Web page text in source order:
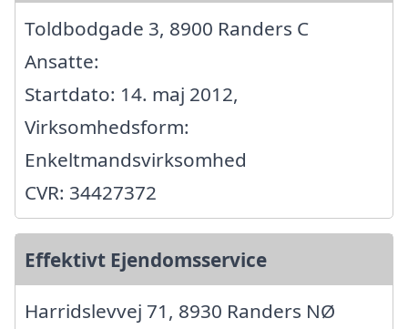
Toldbodgade 3, 8900 Randers C
Ansatte:
Startdato: 14. maj 2012,
Virksomhedsform:
Enkeltmandsvirksomhed
CVR: 34427372
Effektivt Ejendomsservice
Harridslevvej 71, 8930 Randers NØ